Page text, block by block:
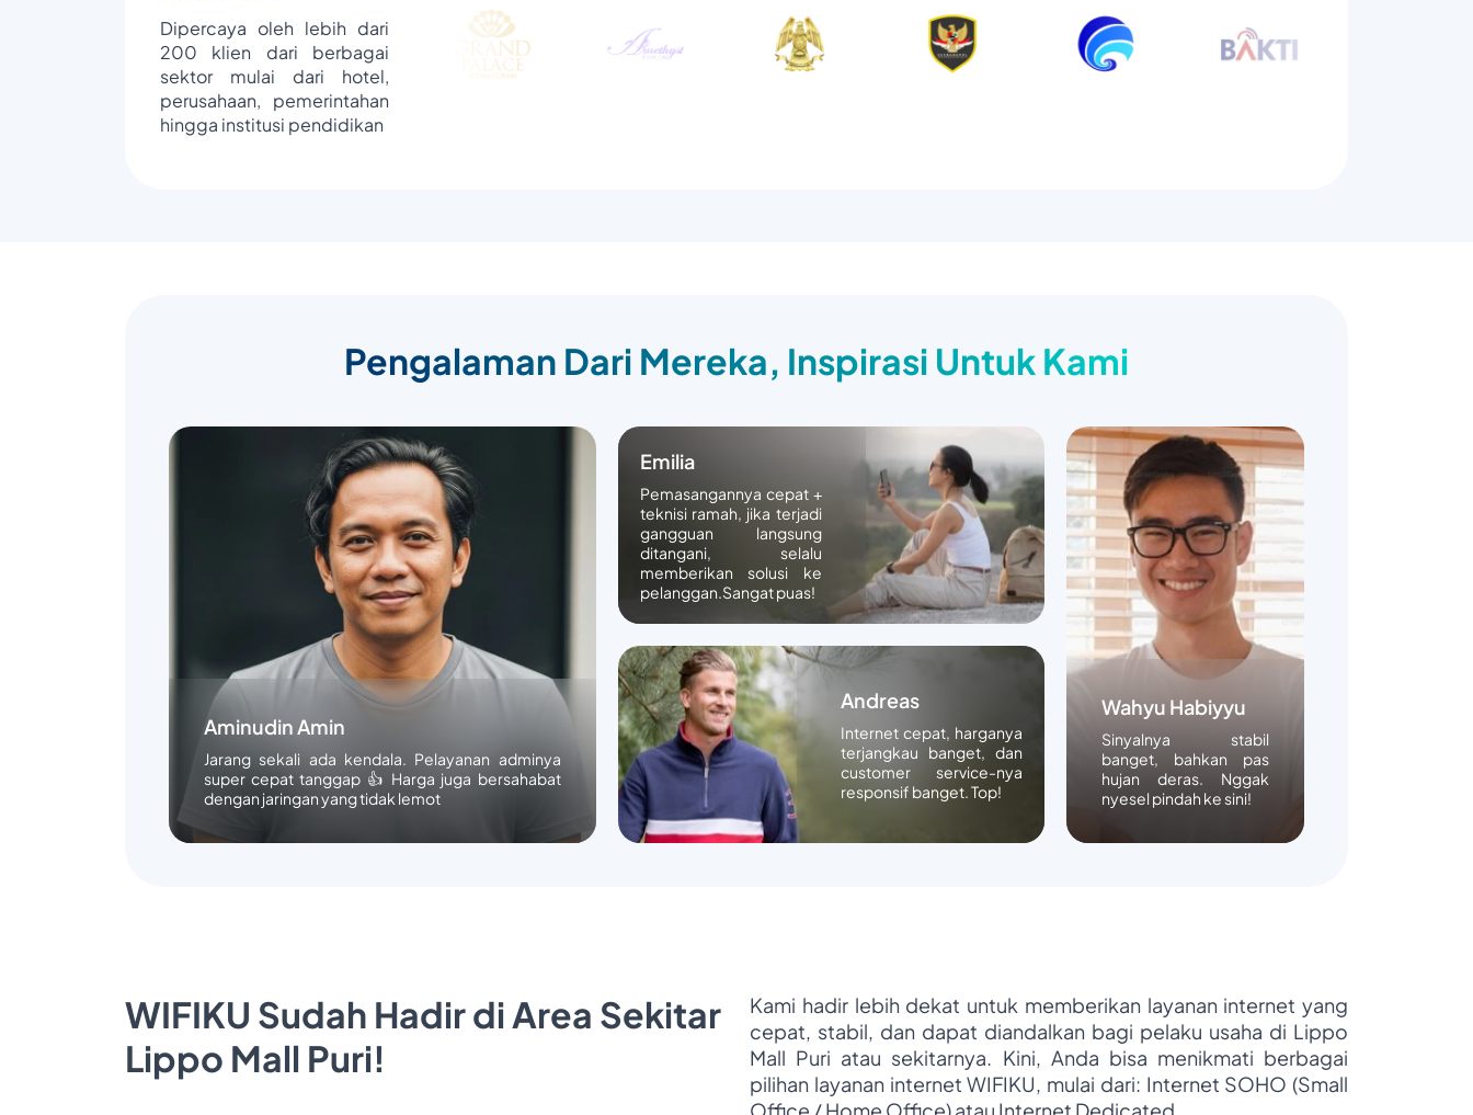
Dipercaya oleh lebih dari
200 klien dari berbagai
sektor mulai dari hotel,
perusahaan, pemerintahan
hingga institusi pendidikan
Pengalaman Dari Mereka, Inspirasi Untuk Kami
Aminudin Amin
Jarang sekali ada kendala. Pelayanan adminya
super cepat tanggap 👍 Harga juga bersahabat
dengan jaringan yang tidak lemot
Emilia
Pemasangannya cepat +
teknisi ramah, jika terjadi
gangguan langsung
ditangani, selalu
memberikan solusi ke
pelanggan.Sangat puas!
Wahyu Habiyyu
Sinyalnya stabil
banget, bahkan pas
hujan deras. Nggak
nyesel pindah ke sini!
Andreas
Internet cepat, harganya
terjangkau banget, dan
customer service-nya
responsif banget. Top!
WIFIKU Sudah Hadir di Area Sekitar
Lippo Mall Puri!
Kami hadir lebih dekat untuk memberikan layanan internet yang
cepat, stabil, dan dapat diandalkan bagi pelaku usaha di Lippo
Mall Puri atau sekitarnya. Kini, Anda bisa menikmati berbagai
pilihan layanan internet WIFIKU, mulai dari: Internet SOHO (Small